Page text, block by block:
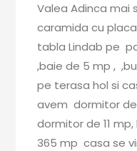
Valea Adinca mai
caramida cu
tabla Lindab pe
,baie de 5 mp ,
pe terasa hol si
avem dormitor de
dormitor de 11
365 mp casa se